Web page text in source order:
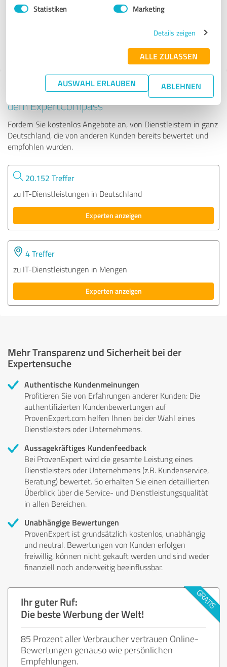
Statistiken Marketing
Details zeigen
ALLE ZULASSEN
AUSWAHL ERLAUBEN ABLEHNEN
Tipp: Die passenden Experten finden - mit
dem ExpertCompass
Fordern Sie kostenlos Angebote an, von Dienstleistern in ganz
Deutschland, die von anderen Kunden bereits bewertet und
empfohlen wurden.
20.152 Treffer
zu IT-Dienstleistungen in Deutschland
Experten anzeigen
4 Treffer
zu IT-Dienstleistungen in Mengen
Experten anzeigen
Mehr Transparenz und Sicherheit bei der
Expertensuche
Authentische Kundenmeinungen
Profitieren Sie von Erfahrungen anderer Kunden: Die
authentifizierten Kundenbewertungen auf
ProvenExpert.com helfen Ihnen bei der Wahl eines
Dienstleisters oder Unternehmens.
Aussagekräftiges Kundenfeedback
Bei ProvenExpert wird die gesamte Leistung eines
Dienstleisters oder Unternehmens (z.B. Kundenservice,
Beratung) bewertet. So erhalten Sie einen detaillierten
Überblick über die Service- und Dienstleistungsqualität
in allen Bereichen.
Unabhängige Bewertungen
ProvenExpert ist grundsätzlich kostenlos, unabhängig
und neutral. Bewertungen von Kunden erfolgen
freiwillig, können nicht gekauft werden und sind weder
finanziell noch anderweitig beeinflussbar.
Ihr guter Ruf:
Die beste Werbung der Welt!
85 Prozent aller Verbraucher vertrauen Online-
Bewertungen genauso wie persönlichen
Empfehlungen.